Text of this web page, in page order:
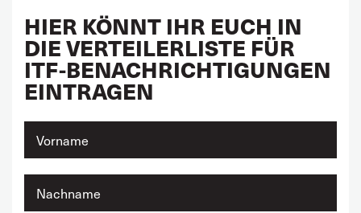
HIER KÖNNT IHR EUCH IN
DIE VERTEILERLISTE FÜR
ITF-BENACHRICHTIGUNGEN
EINTRAGEN